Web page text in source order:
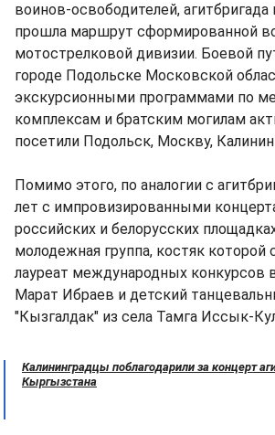
воинов-освободителей,
прошла маршрут сформированной
мотострелковой дивизии. Боевой
городе Подольске Московской
экскурсионными программами по
комплексам и братским могилам
посетили Подольск, Москву,
Помимо этого, по аналогии с
лет с импровизированными
российских и белорусских
молодежная группа, костяк которой
лауреат международных конкурсов
Марат Ибраев и детский
"Кызгалдак" из села Тамга Иссык-
Калининградцы поблагодарили за концерт
Кыргызстана